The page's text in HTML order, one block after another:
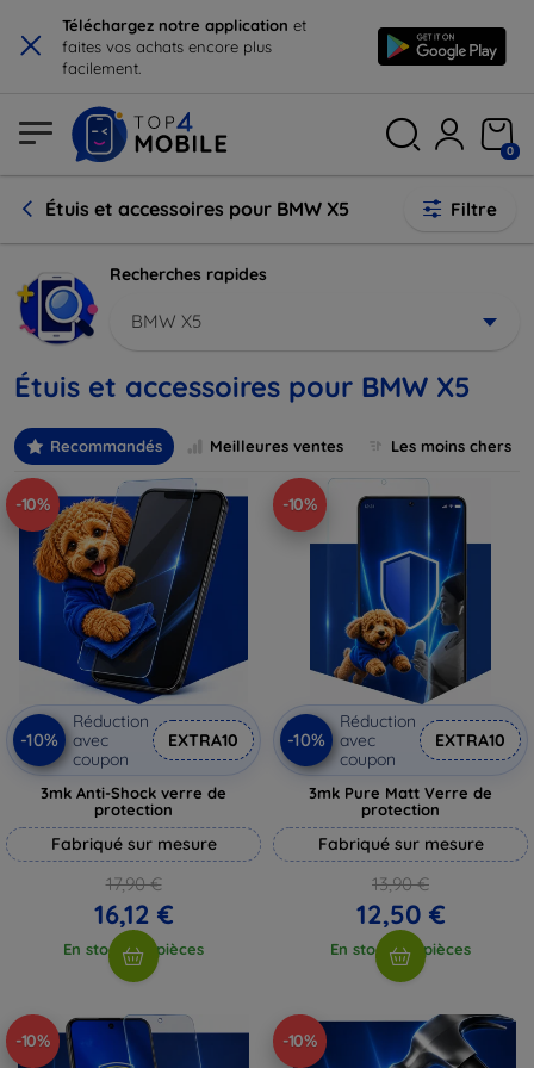
× Téléchargez notre application et
faites vos achats encore plus
facilement.
0
Étuis et accessoires pour BMW X5 Filtre
Recherches rapides
BMW X5
Étuis et accessoires pour BMW X5
Recommandés Meilleures ventes Les moins chers
-10%
-10%
Réduction
avec
coupon
EXTRA10
3mk Anti-Shock verre de
protection
Fabriqué sur mesure
17,90 €
16,12 €
En stock > 5 pièces
-10%
-10%
Réduction
avec
coupon
EXTRA10
3mk Pure Matt Verre de
protection
Fabriqué sur mesure
13,90 €
12,50 €
En stock > 5 pièces
-10% -10%